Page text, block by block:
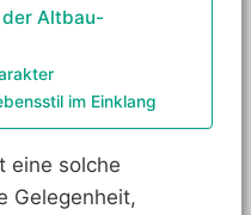
der Altbau-
im Einklang
eine solche
Gelegenheit,